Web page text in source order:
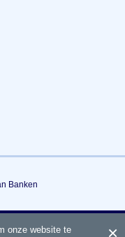
Banken
van banken
onze website te